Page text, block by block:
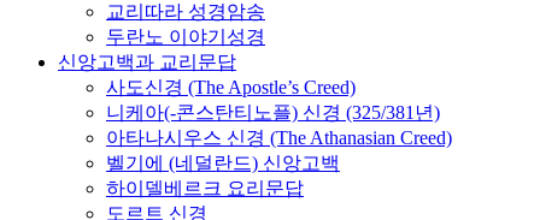
교리따라 성경암송
두란노 이야기성경
신앙고백과 교리문답
사도신경 (The Apostle’s Creed)
니케아(-콘스탄티노플) 신경 (325/381년)
아타나시우스 신경 (The Athanasian Creed)
벨기에 (네덜란드) 신앙고백
하이델베르크 요리문답
도르트 신경